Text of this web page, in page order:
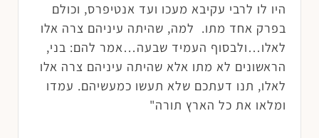
היו לו לרבי עקיבא מעכו ועד אנטיפרס, וכולם
בפרק אחד מתו. למה, שהיתה עיניהם צרה אלו
לאלו…ולבסוף העמיד שבעה…אמר להם: בני,
הראשונים לא מתו אלא שהיתה עיניהם צרה אלו
לאלו, תנו דעתכם שלא תעשו כמעשיהם. עמדו
ומלאו את כל הארץ תורה"